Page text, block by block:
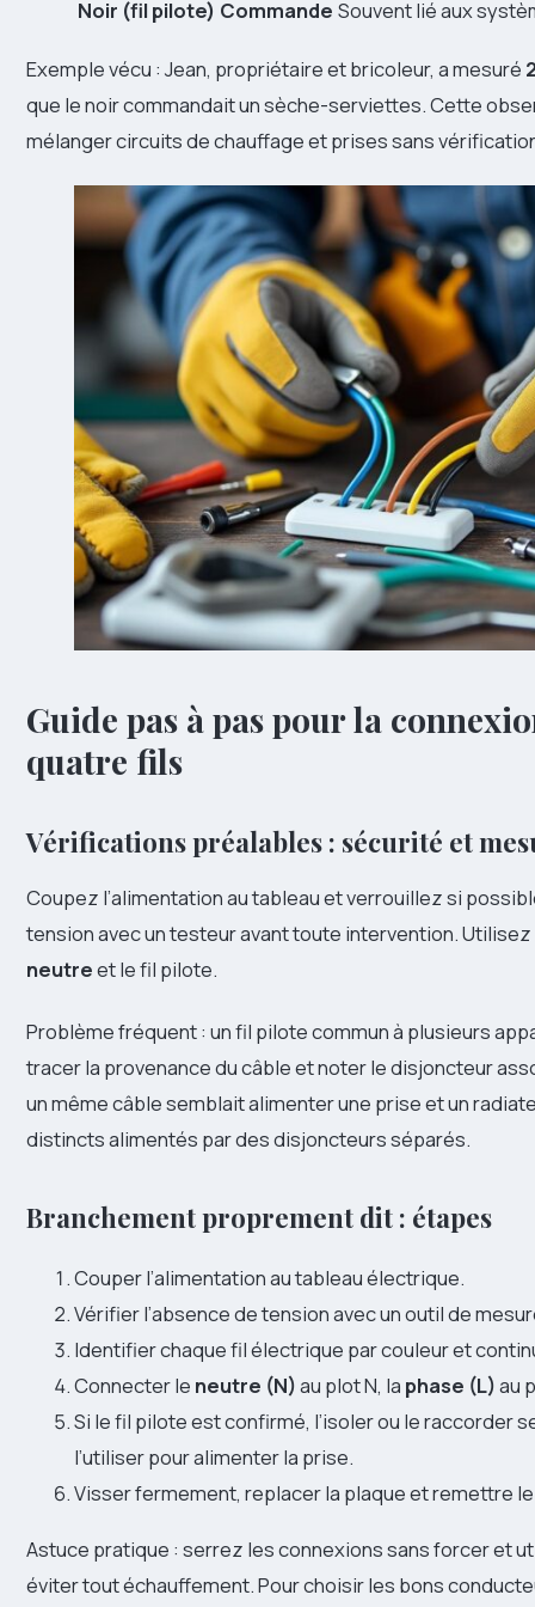
Noir (fil pilote) Commande Souvent lié aux
Exemple vécu : Jean, propriétaire et bricoleur, a mesuré
que le noir commandait un sèche-serviettes. Cette
mélanger circuits de chauffage et prises sans
Guide pas à pas pour la
quatre fils
Vérifications préalables : sécurité et
Coupez l’alimentation au tableau et verrouillez si
tension avec un testeur avant toute intervention.
neutreet le fil pilote.
Problème fréquent : un fil pilote commun à plusieurs
tracer la provenance du câble et noter le disjoncteur
un même câble semblait alimenter une prise et un
distincts alimentés par des disjoncteurs séparés.
Branchement proprement dit : étapes
Couper l’alimentation au tableau électrique.
Vérifier l’absence de tension avec un outil de
Identifier chaque fil électrique par couleur et
Connecter le neutre (N)au plot N, la phase (L)au
Si le fil pilote est confirmé, l’isoler ou le raccorder
l’utiliser pour alimenter la prise.
Visser fermement, replacer la plaque et remettre
Astuce pratique : serrez les connexions sans forcer et
éviter tout échauffement. Pour choisir les bons